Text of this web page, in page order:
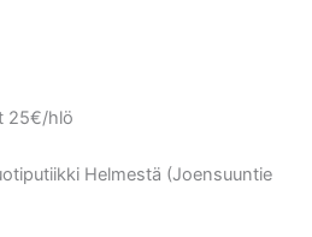
25€/hlö
Helmestä (Joensuuntie